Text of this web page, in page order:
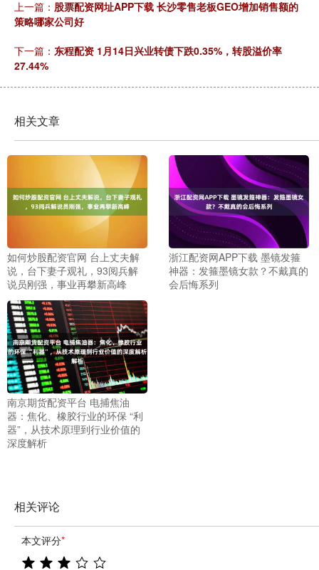
上一篇： 股票配资网址APP下载 长沙零售老板GEO增加销售额的
策略哪家公司好
下一篇： 东程配资 1月14日兴业转债下跌0.35%，转股溢价率
27.44%
相关文章
如何炒股配资官网 台上丈夫解
说，台下妻子观礼，93阅兵解
说员刚强，事业再攀新高峰
浙江配资网APP下载 墨镜发箍
神器：发箍墨镜女款？不戴真的
会后悔系列
南京期货配资平台 电捕焦油
器：焦化、橡胶行业的环保 “利
器”，从技术原理到行业价值的
深度解析
相关评论
本文评分*